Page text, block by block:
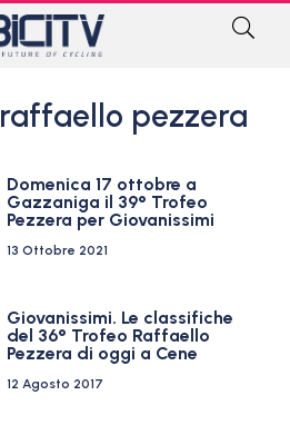
pezzera
Domenica 17 ottobre a
Gazzaniga il 39° Trofeo
Pezzera per Giovanissimi
13 Ottobre 2021
Giovanissimi. Le classifiche
del 36° Trofeo Raffaello
Pezzera di oggi a Cene
12 Agosto 2017